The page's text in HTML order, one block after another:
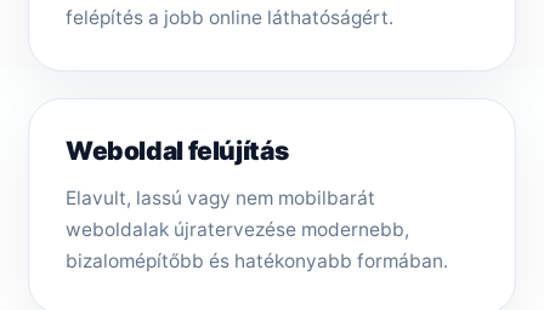
felépítés a jobb online láthatóságért.
Weboldal felújítás
Elavult, lassú vagy nem mobilbarát
weboldalak újratervezése modernebb,
bizalomépítőbb és hatékonyabb formában.